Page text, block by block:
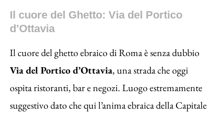
Il cuore del Ghetto: Via del Portico
d’Ottavia
Il cuore del ghetto ebraico di Roma è senza dubbio
Via del Portico d’Ottavia, una strada che oggi
ospita ristoranti, bar e negozi. Luogo estremamente
suggestivo dato che qui l’anima ebraica della Capitale